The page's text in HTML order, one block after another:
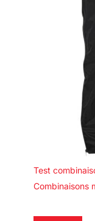
Test
Combinaisons